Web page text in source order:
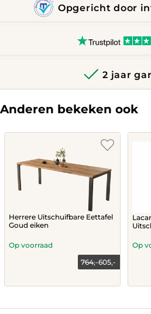
Opgericht door
2 jaar
Anderen bekeken ook
Herrere Uitschuifbare Eettafel
Goud eiken
764,-605,-
Op voorraad
This
Op